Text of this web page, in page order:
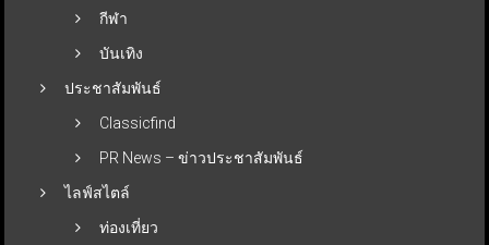
กีฬา
บันเทิง
ประชาสัมพันธ์
Classicfind
PR News – ข่าวประชาสัมพันธ์
ไลฟ์สไตล์
ท่องเที่ยว